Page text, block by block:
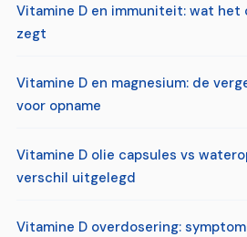
Vitamine D en immuniteit: wat het
zegt
Vitamine D en magnesium: de
voor opname
Vitamine D olie capsules vs
verschil uitgelegd
Vitamine D overdosering: